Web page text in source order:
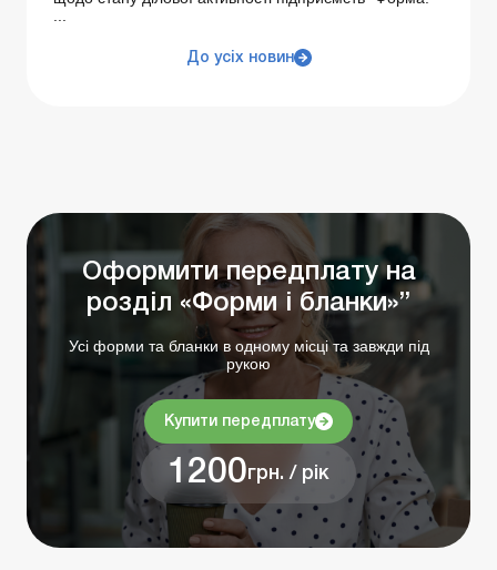
...
До усіх новин
Оформити передплату на
розділ «Форми і бланки»”
Усі форми та бланки в одному місці та завжди під
рукою
Купити передплату
1200грн. / рік